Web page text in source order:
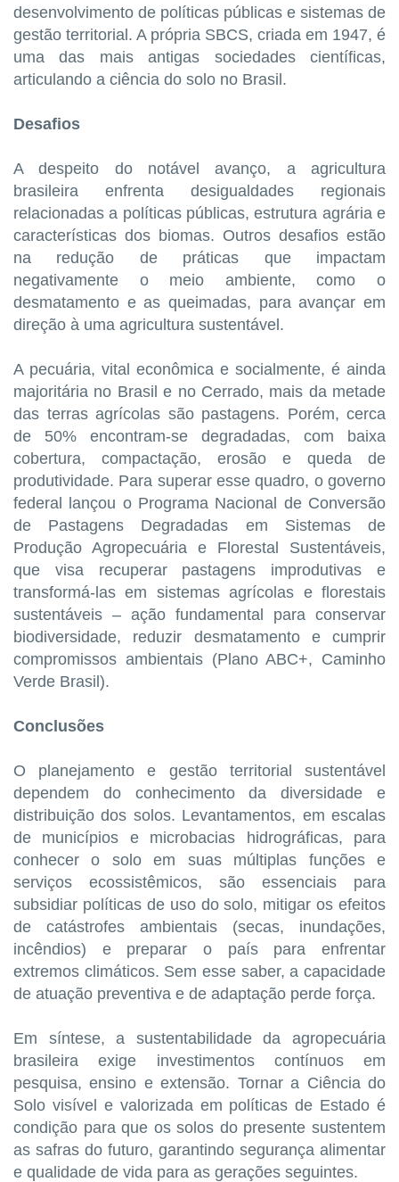
desenvolvimento de políticas públicas e sistemas de
gestão territorial. A própria SBCS, criada em 1947, é
uma das mais antigas sociedades científicas,
articulando a ciência do solo no Brasil.
Desafios
A despeito do notável avanço, a agricultura
brasileira enfrenta desigualdades regionais
relacionadas a políticas públicas, estrutura agrária e
características dos biomas. Outros desafios estão
na redução de práticas que impactam
negativamente o meio ambiente, como o
desmatamento e as queimadas, para avançar em
direção à uma agricultura sustentável.
A pecuária, vital econômica e socialmente, é ainda
majoritária no Brasil e no Cerrado, mais da metade
das terras agrícolas são pastagens. Porém, cerca
de 50% encontram-se degradadas, com baixa
cobertura, compactação, erosão e queda de
produtividade. Para superar esse quadro, o governo
federal lançou o Programa Nacional de Conversão
de Pastagens Degradadas em Sistemas de
Produção Agropecuária e Florestal Sustentáveis,
que visa recuperar pastagens improdutivas e
transformá-las em sistemas agrícolas e florestais
sustentáveis – ação fundamental para conservar
biodiversidade, reduzir desmatamento e cumprir
compromissos ambientais (Plano ABC+, Caminho
Verde Brasil).
Conclusões
O planejamento e gestão territorial sustentável
dependem do conhecimento da diversidade e
distribuição dos solos. Levantamentos, em escalas
de municípios e microbacias hidrográficas, para
conhecer o solo em suas múltiplas funções e
serviços ecossistêmicos, são essenciais para
subsidiar políticas de uso do solo, mitigar os efeitos
de catástrofes ambientais (secas, inundações,
incêndios) e preparar o país para enfrentar
extremos climáticos. Sem esse saber, a capacidade
de atuação preventiva e de adaptação perde força.
Em síntese, a sustentabilidade da agropecuária
brasileira exige investimentos contínuos em
pesquisa, ensino e extensão. Tornar a Ciência do
Solo visível e valorizada em políticas de Estado é
condição para que os solos do presente sustentem
as safras do futuro, garantindo segurança alimentar
e qualidade de vida para as gerações seguintes.